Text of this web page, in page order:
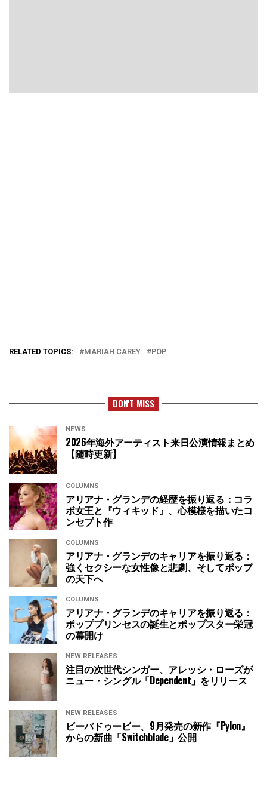
RELATED TOPICS: MARIAH CAREY POP
DON'T MISS
NEWS
2026年海外アーティスト来日公演情報まとめ
【随時更新】
COLUMNS
アリアナ・グランデの経歴を振り返る：コラ
ボ女王と『ウィキッド』、心模様を描いたコ
ンセプト作
COLUMNS
アリアナ・グランデのキャリアを振り返る：
強くセクシーな女性像と悲劇、そしてポップ
の天下へ
COLUMNS
アリアナ・グランデのキャリアを振り返る：
ポッププリンセスの誕生とポップスター栄冠
の幕開け
NEW RELEASES
注目の次世代シンガー、アレッシ・ローズが
ニュー・シングル「Dependent」をリリース
NEW RELEASES
ビーバドゥービー、9月発売の新作『Pylon』
からの新曲「Switchblade」公開